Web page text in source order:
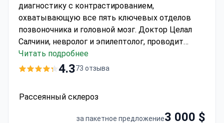
диагностику с контрастированием,
охватывающую все пять ключевых отделов
позвоночника и головной мозг. Доктор Целал
Салчини, невролог и эпилептолог, проводит
обследование вНП Стамбульском госпитале
головного мозга (NP Istanbul Brain Hospital)
центров. Здесь также проводится передовое
количественное измерение функций мозга
Читать подробнее
4.373 отзыва
Рассеянный склероз
за пакетное предложение3 000 $